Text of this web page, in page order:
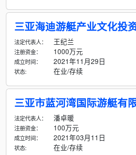
三亚海迪游艇产业文化投
法定代表人： 王纪兰
注册资金： 1000万元
成立时间： 2021年11月29日
状态: 在业/存续
三亚市蓝河湾国际游艇有
法定代表人： 潘卓暖
注册资金： 100万元
成立时间： 2021年03月11日
状态: 在业/存续